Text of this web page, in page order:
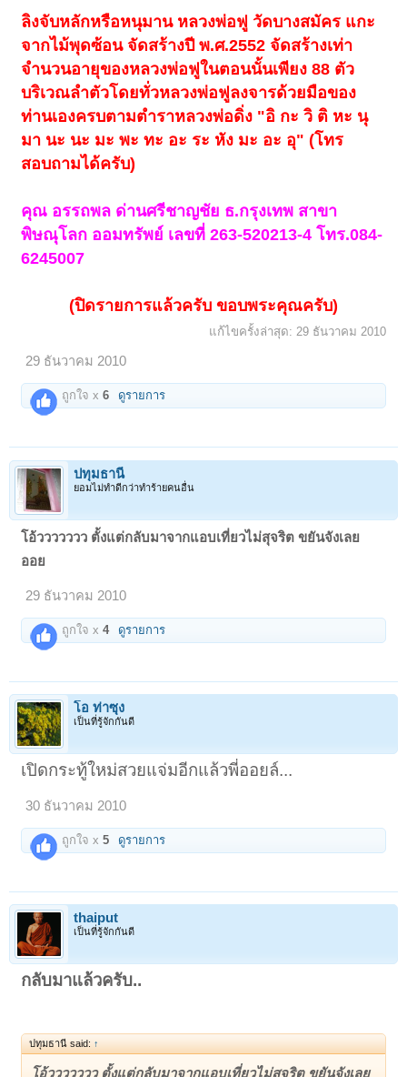
ลิงจับหลักหรือหนุมาน หลวงพ่อฟู วัดบางสมัคร แกะ
จากไม้พุดซ้อน จัดสร้างปี พ.ศ.2552 จัดสร้างเท่า
จำนวนอายุของหลวงพ่อฟูในตอนนั้นเพียง 88 ตัว
บริเวณลำตัวโดยทั่วหลวงพ่อฟูลงจารด้วยมือของ
ท่านเองครบตามตำราหลวงพ่อดิ่ง "อิ กะ วิ ติ หะ นุ
มา นะ นะ มะ พะ ทะ อะ ระ หัง มะ อะ อุ" (โทร
สอบถามได้ครับ)
คุณ อรรถพล ด่านศรีชาญชัย ธ.กรุงเทพ สาขา
พิษณุโลก ออมทรัพย์ เลขที่ 263-520213-4 โทร.084-
6245007
(ปิดรายการแล้วครับ ขอบพระคุณครับ)
แก้ไขครั้งล่าสุด: 29 ธันวาคม 2010
29 ธันวาคม 2010
ถูกใจ x6 ดูรายการ
ปทุมธานี
ยอมไม่ทำดีกว่าทำร้ายคนอื่น
โอ้ววววววว ตั้งแต่กลับมาจากแอบเที่ยวไม่สุจริต ขยันจังเลย
ออย
29 ธันวาคม 2010
ถูกใจ x4 ดูรายการ
โอ ท่าซุง
เป็นที่รู้จักกันดี
เปิดกระทู้ใหม่สวยแจ่มอีกแล้วพี่ออยล์...
30 ธันวาคม 2010
ถูกใจ x5 ดูรายการ
thaiput
เป็นที่รู้จักกันดี
กลับมาแล้วครับ..
ปทุมธานี said: ↑
โอ้ววววววว ตั้งแต่กลับมาจากแอบเที่ยวไม่สุจริต ขยันจังเลย